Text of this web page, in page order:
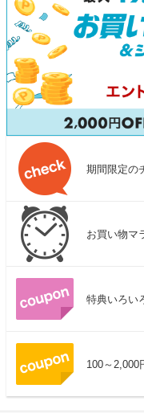
期間限定の
お買い物マ
特典いろい
100～2,000